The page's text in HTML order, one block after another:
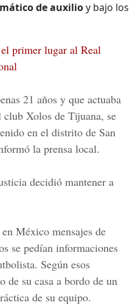
de auxilioy bajo los
primer lugar al Real
21 años y que actuaba
Xolos de Tijuana, se
en el distrito de San
la prensa local.
decidió mantener a
México mensajes de
se pedían informaciones
Según esos
de su casa a bordo de un
de su equipo.